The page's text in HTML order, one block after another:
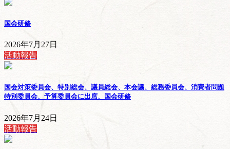
国会研修
2026年7月27日
活動報告
国会対策委員会、特別総会、議員総会、本会議、総務委員会、消費者問題
特別委員会、予算委員会に出席、国会研修
2026年7月24日
活動報告